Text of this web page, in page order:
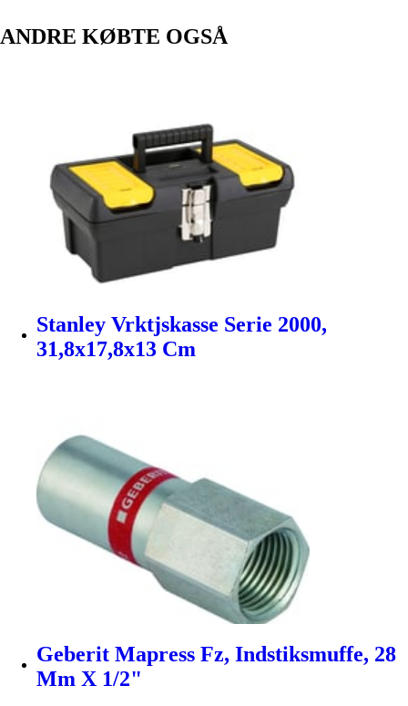
ANDRE KØBTE OGSÅ
Stanley Vrktjskasse Serie 2000,
31,8x17,8x13 Cm
Geberit Mapress Fz, Indstiksmuffe, 28
Mm X 1/2"